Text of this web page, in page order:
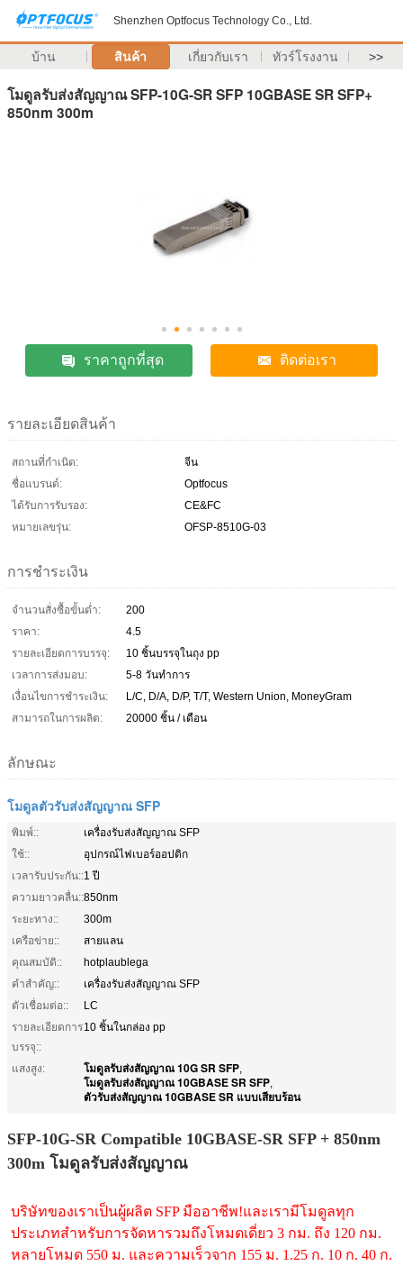
Shenzhen Optfocus Technology Co., Ltd.
บ้าน สินค้า เกี่ยวกับเรา ทัวร์โรงงาน >>
โมดูลรับส่งสัญญาณ SFP-10G-SR SFP 10GBASE SR SFP+
850nm 300m
ราคาถูกที่สุด ติดต่อเรา
รายละเอียดสินค้า
สถานที่กำเนิด:
จีน
ชื่อแบรนด์:
Optfocus
ได้รับการรับรอง:
CE&FC
หมายเลขรุ่น:
OFSP-8510G-03
การชำระเงิน
จำนวนสั่งซื้อขั้นต่ำ:
200
ราคา:
4.5
รายละเอียดการบรรจุ:
10 ชิ้นบรรจุในถุง pp
เวลาการส่งมอบ:
5-8 วันทำการ
เงื่อนไขการชำระเงิน:
L/C, D/A, D/P, T/T, Western Union, MoneyGram
สามารถในการผลิต:
20000 ชิ้น / เดือน
ลักษณะ
โมดูลตัวรับส่งสัญญาณ SFP
พิมพ์::
เครื่องรับส่งสัญญาณ SFP
ใช้::
อุปกรณ์ไฟเบอร์ออปติก
เวลารับประกัน::1 ปี
ความยาวคลื่น::850nm
ระยะทาง::
300m
เครือข่าย::
สายแลน
คุณสมบัติ::
hotplaublega
คำสำคัญ::
เครื่องรับส่งสัญญาณ SFP
ตัวเชื่อมต่อ::
LC
รายละเอียดการ
บรรจุ::
10 ชิ้นในกล่อง pp
แสงสูง: โมดูลรับส่งสัญญาณ 10G SR SFP,
โมดูลรับส่งสัญญาณ 10GBASE SR SFP,
ตัวรับส่งสัญญาณ 10GBASE SR แบบเสียบร้อน
SFP-10G-SR Compatible 10GBASE-SR SFP + 850nm
300m โมดูลรับส่งสัญญาณ
บริษัทของเราเป็นผู้ผลิต SFP มืออาชีพ!และเรามีโมดูลทุก
ประเภทสำหรับการจัดหารวมถึงโหมดเดี่ยว 3 กม. ถึง 120 กม.
หลายโหมด 550 ม. และความเร็วจาก 155 ม. 1.25 ก. 10 ก. 40 ก.